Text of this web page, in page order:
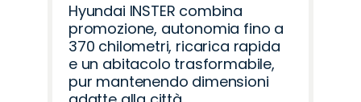
Hyundai INSTER combina
promozione, autonomia fino a
370 chilometri, ricarica rapida
e un abitacolo trasformabile,
pur mantenendo dimensioni